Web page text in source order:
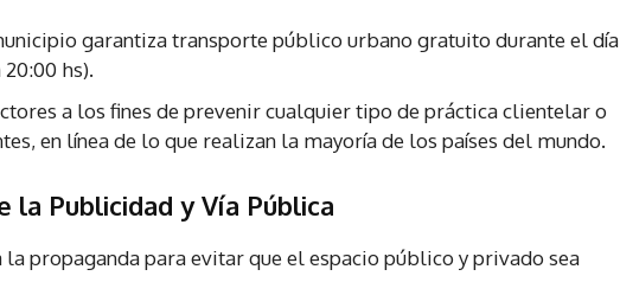
garantiza transporte público urbano gratuito durante el día
hs).
a los fines de prevenir cualquier tipo de práctica clientelar o
en línea de lo que realizan la mayoría de los países del mundo.
Publicidad y Vía Pública
propaganda para evitar que el espacio público y privado sea